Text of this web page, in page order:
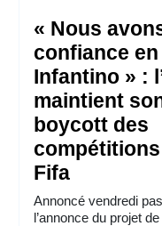
« Nous
confiance
Infantino » :
maintient
boycott des
Fifa
Annoncé vendredi
l’annonce du projet